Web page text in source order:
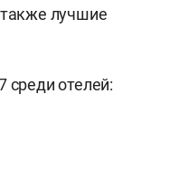
лучшие
среди отелей: